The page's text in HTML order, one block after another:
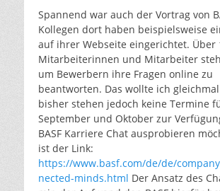
Spannend war auch der Vortrag von
Kollegen dort haben beispielsweise
auf ihrer Webseite eingerichtet. Über
Mitarbeiterinnen und Mitarbeiter
um Bewerbern ihre Fragen online zu
beantworten. Das wollte ich
bisher stehen jedoch keine Termine
September und Oktober zur
BASF Karriere Chat ausprobieren
ist der Link:
https://www.basf.com/de/de/
nected-minds.html Der Ansatz des